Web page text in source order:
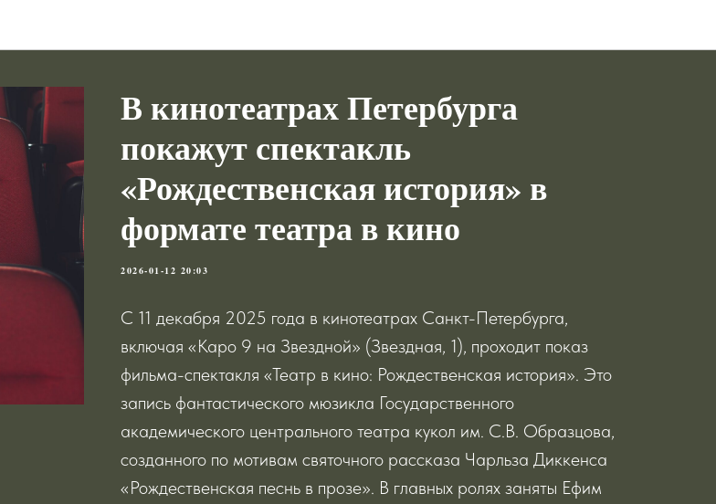
В кинотеатрах Петербурга
покажут спектакль
«Рождественская история» в
формате театра в кино
2026-01-12 20:03
С 11 декабря 2025 года в кинотеатрах Санкт-Петербурга,
включая «Каро 9 на Звездной» (Звездная, 1), проходит показ
фильма-спектакля «Театр в кино: Рождественская история». Это
запись фантастического мюзикла Государственного
академического центрального театра кукол им. С.В. Образцова,
созданного по мотивам святочного рассказа Чарльза Диккенса
«Рождественская песнь в прозе». В главных ролях заняты Ефим